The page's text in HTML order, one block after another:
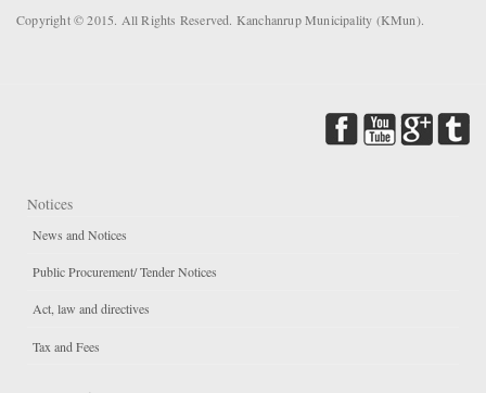
Copyright © 2015. All Rights Reserved. Kanchanrup Municipality (KMun).
Notices
News and Notices
Public Procurement/ Tender Notices
Act, law and directives
Tax and Fees